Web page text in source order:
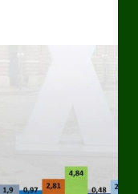
Düsseldorf